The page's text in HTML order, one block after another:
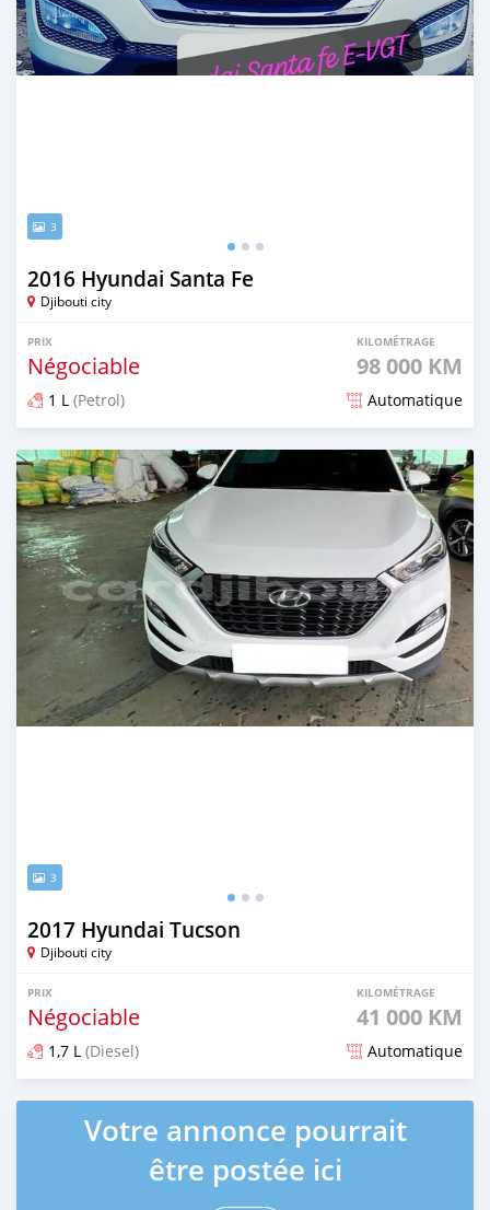
3
2016 Hyundai Santa Fe
Djibouti city
PRIX
Négociable
KILOMÉTRAGE
98 000 KM
1 L (Petrol) Automatique
Publié il y a 8 mois
3
2017 Hyundai Tucson
Djibouti city
PRIX
Négociable
KILOMÉTRAGE
41 000 KM
1,7 L (Diesel) Automatique
Publié il y a 8 mois
Votre annonce pourrait
être postée ici